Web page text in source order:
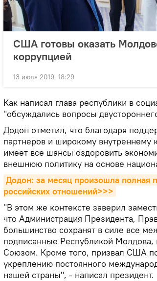
США готовы оказать
коррупцией
13 июля 2019, 18:29
Как написал глава республики в
"обсуждались вопросы
Додон отметил, что благодаря
партнеров и широкому внутреннему
имеет все шансы оздоровить
внешнюю политику на основе
Додон: за месяц произошла полная
российских отношений>>>
"В этом же контексте заверил
что Администрация Президента,
большинство сохранят в силе все
подписанные Республикой Молдова,
Союзом. Кроме того, призвал США
укреплению постоянного
нашей страны", - написал президент.